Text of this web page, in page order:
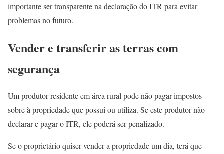
importante ser transparente na declaração do ITR para evitar
problemas no futuro.
Vender e transferir as terras com
segurança
Um produtor residente em área rural pode não pagar impostos
sobre à propriedade que possui ou utiliza. Se este produtor não
declarar e pagar o ITR, ele poderá ser penalizado.
Se o proprietário quiser vender a propriedade um dia, terá que